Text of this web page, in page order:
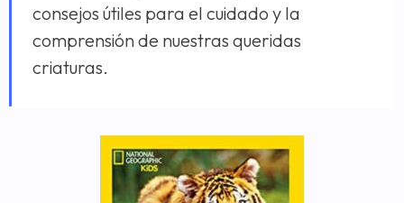
consejos útiles para el cuidado y la
comprensión de nuestras queridas
criaturas.